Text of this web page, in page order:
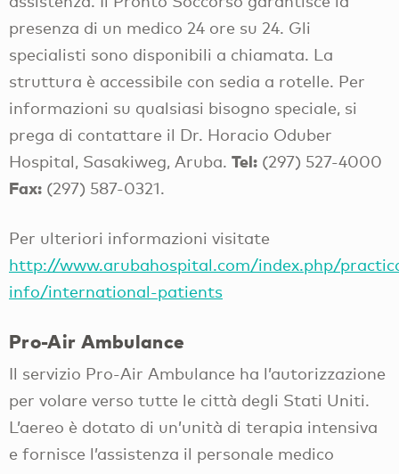
presenza di un medico 24 ore su 24. Gli
specialisti sono disponibili a chiamata. La
struttura è accessibile con sedia a rotelle. Per
informazioni su qualsiasi bisogno speciale, si
prega di contattare il Dr. Horacio Oduber
Hospital, Sasakiweg, Aruba. Tel: (297) 527-4000
Fax: (297) 587-0321.
Per ulteriori informazioni visitate
http://www.arubahospital.com/index.php/
info/international-patients
Pro-Air Ambulance
Il servizio Pro-Air Ambulance ha l’autorizzazione
per volare verso tutte le città degli Stati Uniti.
L’aereo è dotato di un’unità di terapia intensiva
e fornisce l’assistenza il personale medico